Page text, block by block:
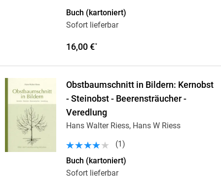
Buch (kartoniert)
Sofort lieferbar
16,00 €*
Obstbaumschnitt in Bildern: Kernobst
- Steinobst - Beerensträucher -
Veredlung
Hans Walter Riess, Hans W Riess
(1 )
Buch (kartoniert)
Sofort lieferbar